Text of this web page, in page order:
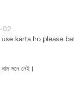
02
use karta ho please
মনে নেই।